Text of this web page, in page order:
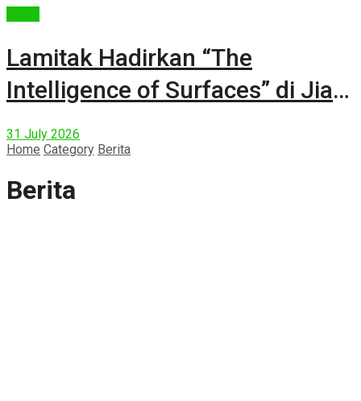
Lamitak Hadirkan “The
Intelligence of Surfaces” di Jia
CURATED 2026
31 July 2026
Home Category Berita
Berita